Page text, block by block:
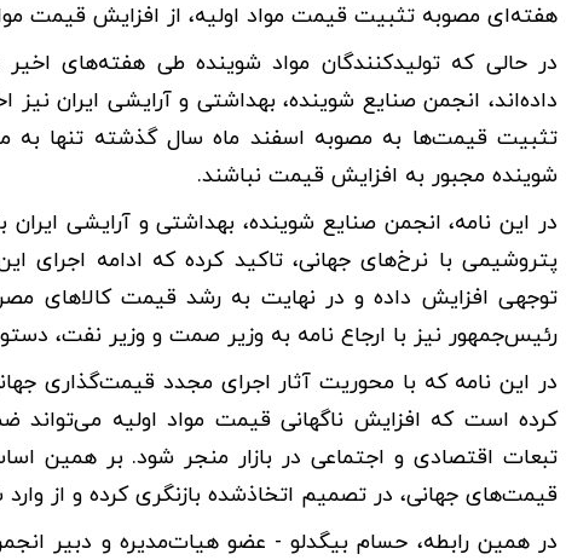
هفته‌ای مصوبه تثبیت قیمت مواد اولیه، از افزایش قیمت
در حالی که تولیدکنندگان مواد شوینده طی هفته‌های
داده‌اند، انجمن صنایع شوینده، بهداشتی و آرایشی ایران نیز
تثبیت قیمت‌ها به مصوبه اسفند ماه سال گذشته تنها به
شوینده مجبور به افزایش قیمت نباشند.
در این نامه، انجمن صنایع شوینده، بهداشتی و آرایشی
پتروشیمی با نرخ‌های جهانی، تاکید کرده که ادامه اجرای
توجهی افزایش داده و در نهایت به رشد قیمت کالا‌های
رئیس‌جمهور نیز با ارجاع نامه به وزیر صمت و وزیر نفت،
در این نامه که با محوریت آثار اجرای مجدد قیمت‌گذاری
کرده است که افزایش ناگهانی قیمت مواد اولیه می‌تواند
تبعات اقتصادی و اجتماعی در بازار منجر شود. بر همین
قیمت‌های جهانی، در تصمیم اتخاذشده بازنگری کرده و از
در همین رابطه، حسام بیگدلو - عضو هیات‌مدیره و دبیر